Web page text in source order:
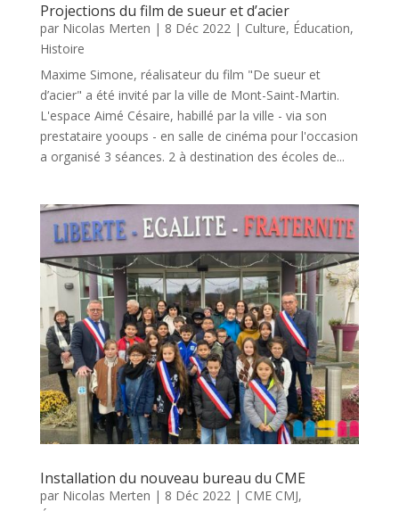
Projections du film de sueur et d’acier
par Nicolas Merten | 8 Déc 2022| Culture, Éducation,
Histoire
Maxime Simone, réalisateur du film "De sueur et
d’acier" a été invité par la ville de Mont-Saint-Martin.
L'espace Aimé Césaire, habillé par la ville - via son
prestataire yooups - en salle de cinéma pour l'occasion
a organisé 3 séances. 2 à destination des écoles de...
Installation du nouveau bureau du CME
par Nicolas Merten | 8 Déc 2022| CME CMJ,